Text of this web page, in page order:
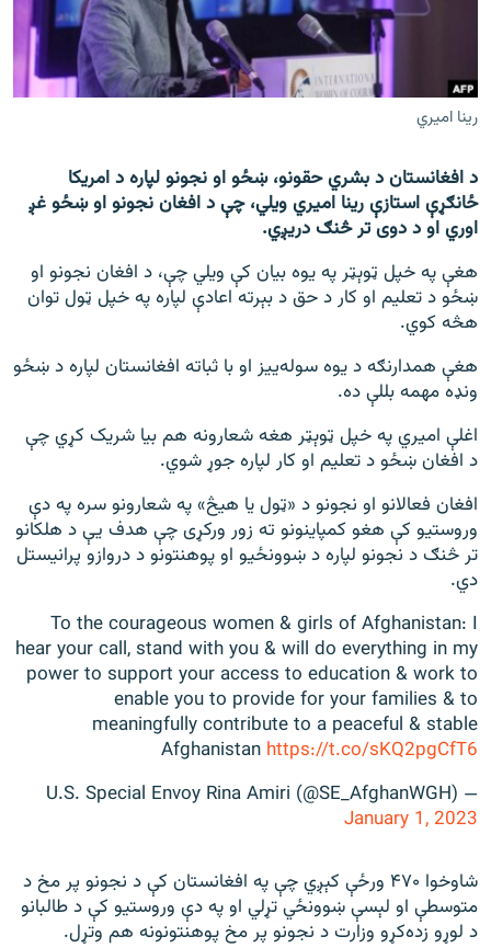
دري پاڼه
Azadi English
راسره ملګري شئ
د ازادې اروپا/ ازادي راډيو ټولې پاڼې
رينا اميري
د افغانستان د بشري حقونو، ښځو او نجونو لپاره د امریکا
ځانګړې استازې رينا اميري ویلي، چې د افغان نجونو او ښځو غږ
اوري او د دوی تر څنګ دریږي.
هغې په خپل ټوېټر په یوه بیان کې ویلي چې، د افغان نجونو او
ښځو د تعلیم او کار د حق د بېرته اعادې لپاره په خپل ټول توان
هڅه کوي.
هغې همدارنګه د یوه سوله‌ییز او با ثباته افغانستان لپاره د ښځو
ونډه مهمه بللې ده.
اغلې امیري په خپل ټوېټر هغه شعارونه هم بیا شریک کړي چې
د افغان ښځو د تعلیم او کار لپاره جوړ شوي.
افغان فعالانو او نجونو د «ټول یا هيڅ» په شعارونو سره په دې
وروستیو کې هغو کمپاینونو ته زور ورکړی چې هدف یې د هلکانو
تر څنګ د نجونو لپاره د ښوونځیو او پوهنتونو د دروازو پرانیستل
دي.
To the courageous women & girls of Afghanistan: I
hear your call, stand with you & will do everything in my
power to support your access to education & work to
enable you to provide for your families & to
meaningfully contribute to a peaceful & stable
Afghanistan https://t.co/sKQ2pgCfT6
— U.S. Special Envoy Rina Amiri (@SE_AfghanWGH)
January 1, 2023
شاوخوا ۴۷۰ ورځې کېږي چې په افغانستان کې د نجونو پر مخ د
متوسطې او لېسې ښوونځي تړلي او په دې وروستیو کې د طالبانو
د لوړو زده‌کړو وزارت د نجونو پر مخ پوهنتونونه هم وتړل.